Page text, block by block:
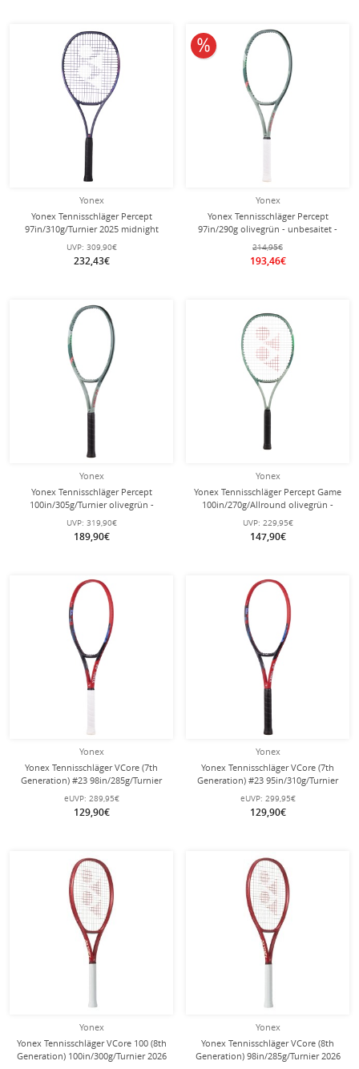
Yonex
Yonex Tennisschläger Percept
97in/310g/Turnier 2025 midnight
navyblau - unbesaitet -
UVP: 309,90€
232,43€
Yonex
Yonex Tennisschläger Percept
97in/290g olivegrün - unbesaitet -
214,95€
193,46€
10% reduziert
Yonex
Yonex Tennisschläger Percept
100in/305g/Turnier olivegrün -
unbesaitet -
UVP: 319,90€
189,90€
Yonex
Yonex Tennisschläger Percept Game
100in/270g/Allround olivegrün -
besaitet -
UVP: 229,95€
147,90€
Yonex
Yonex Tennisschläger VCore (7th
Generation) #23 98in/285g/Turnier
rot - unbesaitet -
eUVP: 289,95€
129,90€
Yonex
Yonex Tennisschläger VCore (7th
Generation) #23 95in/310g/Turnier
rot - unbesaitet -
eUVP: 299,95€
129,90€
Yonex
Yonex Tennisschläger VCore 100 (8th
Generation) 100in/300g/Turnier 2026
Yonex
Yonex Tennisschläger VCore (8th
Generation) 98in/285g/Turnier 2026